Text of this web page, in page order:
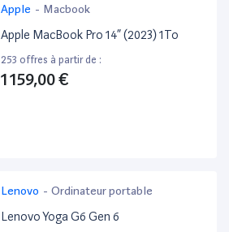
Apple - Macbook
Apple MacBook Pro 14” (2023) 1To
253 offres à partir de :
1 159,00 €
Lenovo - Ordinateur portable
Lenovo Yoga G6 Gen 6